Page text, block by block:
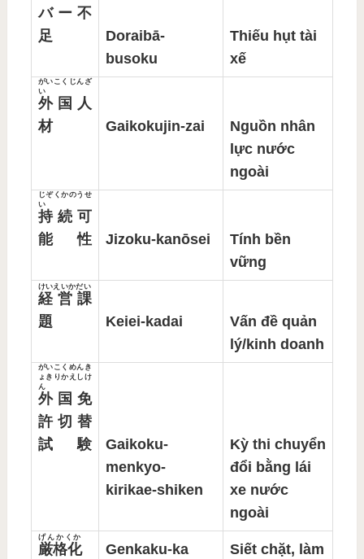
バー不
足
Doraibā-
busoku
Thiếu hụt tài
xế
外国人
材
がいこくじんざ
い
Gaikokujin-zai
Nguồn nhân
lực nước
ngoài
持続可
能性
じぞくかのうせ
い
Jizoku-kanōsei
Tính bền
vững
経営課
題
けいえいかだい
Keiei-kadai
Vấn đề quản
lý/kinh doanh
外国免
許切替
試験
がいこくめんき
ょきりかえしけ
ん
Gaikoku-
menkyo-
kirikae-shiken
Kỳ thi chuyển
đổi bằng lái
xe nước
ngoài
厳格化
げんかくか
Genkaku-ka
Siết chặt, làm